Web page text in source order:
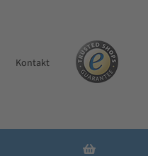
Kontakt